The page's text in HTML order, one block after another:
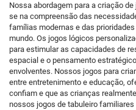
Nossa abordagem para a criação
se na compreensão das
famílias modernas e das
mundo. Os jogos lógicos
para estimular as capacidades de
espacial e o pensamento
envolventes. Nossos jogos para
entre entretenimento e educação,
confiam e que as crianças
nossos jogos de tabuleiro